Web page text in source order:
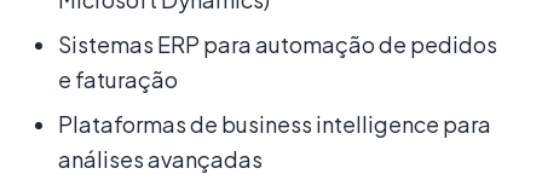
Sistemas ERP para automação de pedidos
e faturação
Plataformas de business intelligence para
análises avançadas